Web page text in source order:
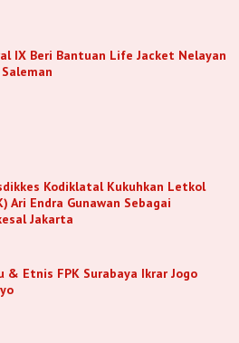
IX Beri Bantuan Life Jacket Nelayan
Kodiklatal Kukuhkan Letkol
Ari Endra Gunawan Sebagai
Jakarta
& Etnis FPK Surabaya Ikrar Jogo